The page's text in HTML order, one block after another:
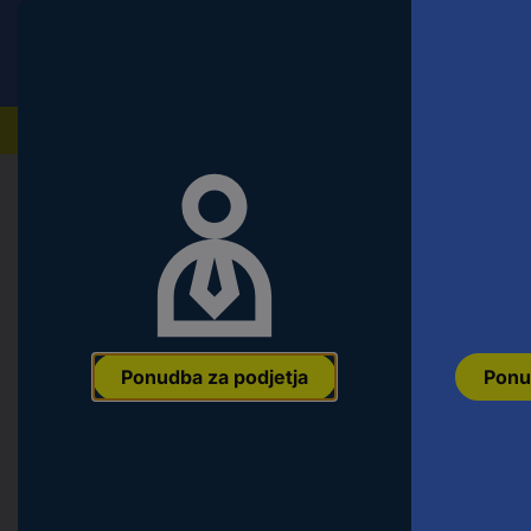
Ponudba za podjetja
Orodje & Delavnica
KS Tools 518.0706 518.0706
(metrična) (samo za naslov) 10 -
4042146089217 Koda proizvajalca:518.0706 Št. izdelka: